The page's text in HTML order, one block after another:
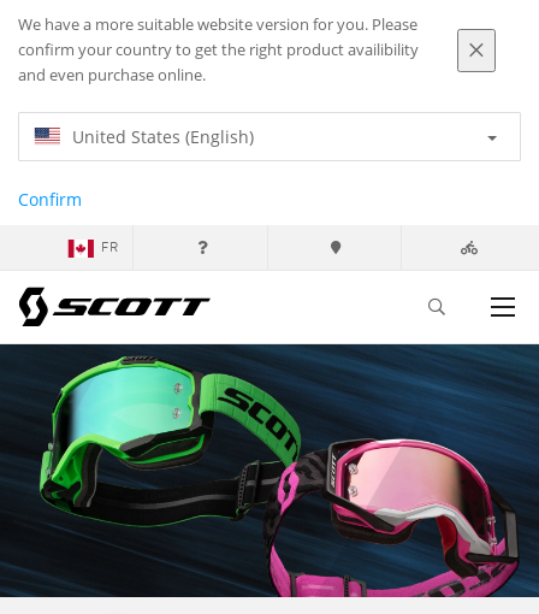
We have a more suitable website version for you. Please
confirm your country to get the right product availibility
and even purchase online.
United States (English)
Confirm
FR